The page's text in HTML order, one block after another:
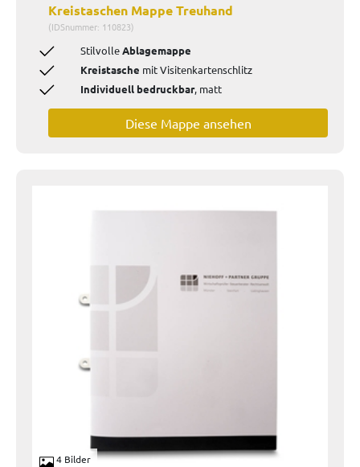
Kreistaschen Mappe Treuhand
(IDSnummer: 110823)
StilvolleAblagemappe
Kreistasche mit Visitenkartenschlitz
Individuell bedruckbar, matt
Diese Mappe ansehen
4 Bilder